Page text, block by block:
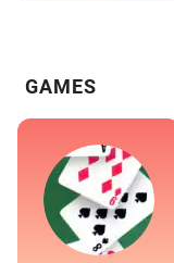
GAMES